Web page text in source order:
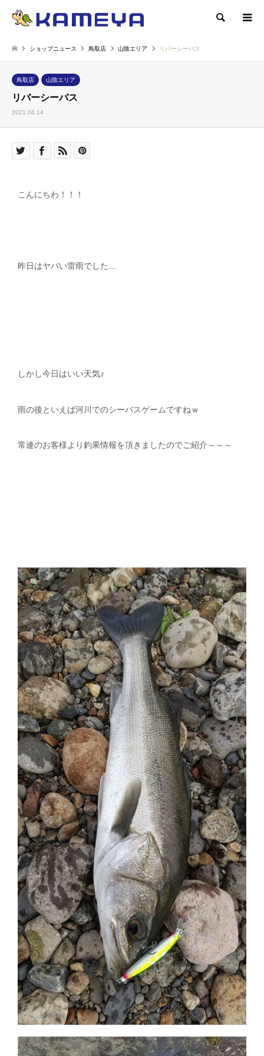
検索
ショップニュース 鳥取店 山陰エリア リバーシーバス
鳥取店 山陰エリア
リバーシーバス
2021.06.14
こんにちわ！！！
昨日はヤバい雷雨でした…
しかし今日はいい天気♪
雨の後といえば河川でのシーバスゲームですねｗ
常連のお客様より釣果情報を頂きましたのでご紹介～～～